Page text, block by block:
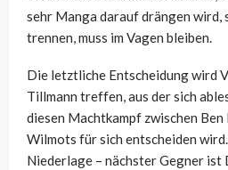
sehr Manga darauf drängen wird,
trennen, muss im Vagen bleiben.
Die letztliche Entscheidung wird
Tillmann treffen, aus der sich
diesen Machtkampf zwischen
Wilmots für sich entscheiden
Niederlage – nächster Gegner ist